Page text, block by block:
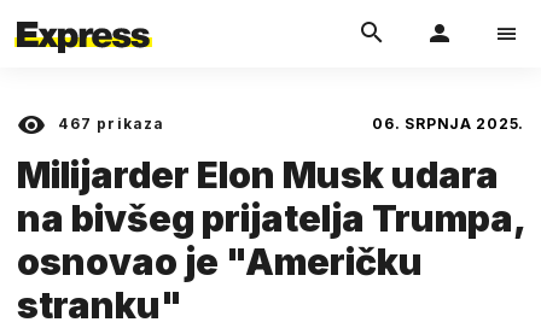
467 prikaza 06. SRPNJA 2025.
Milijarder Elon Musk udara
na bivšeg prijatelja Trumpa,
osnovao je "Američku
stranku"